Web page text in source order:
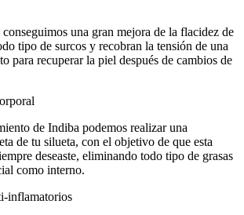
una gran mejora de la flacidez de
tipo de surcos y recobran la tensión de una
para recuperar la piel después de cambios de
de Indiba podemos realizar una
de tu silueta, con el objetivo de que esta
deseaste, eliminando todo tipo de grasas
como interno.
inflamatorios